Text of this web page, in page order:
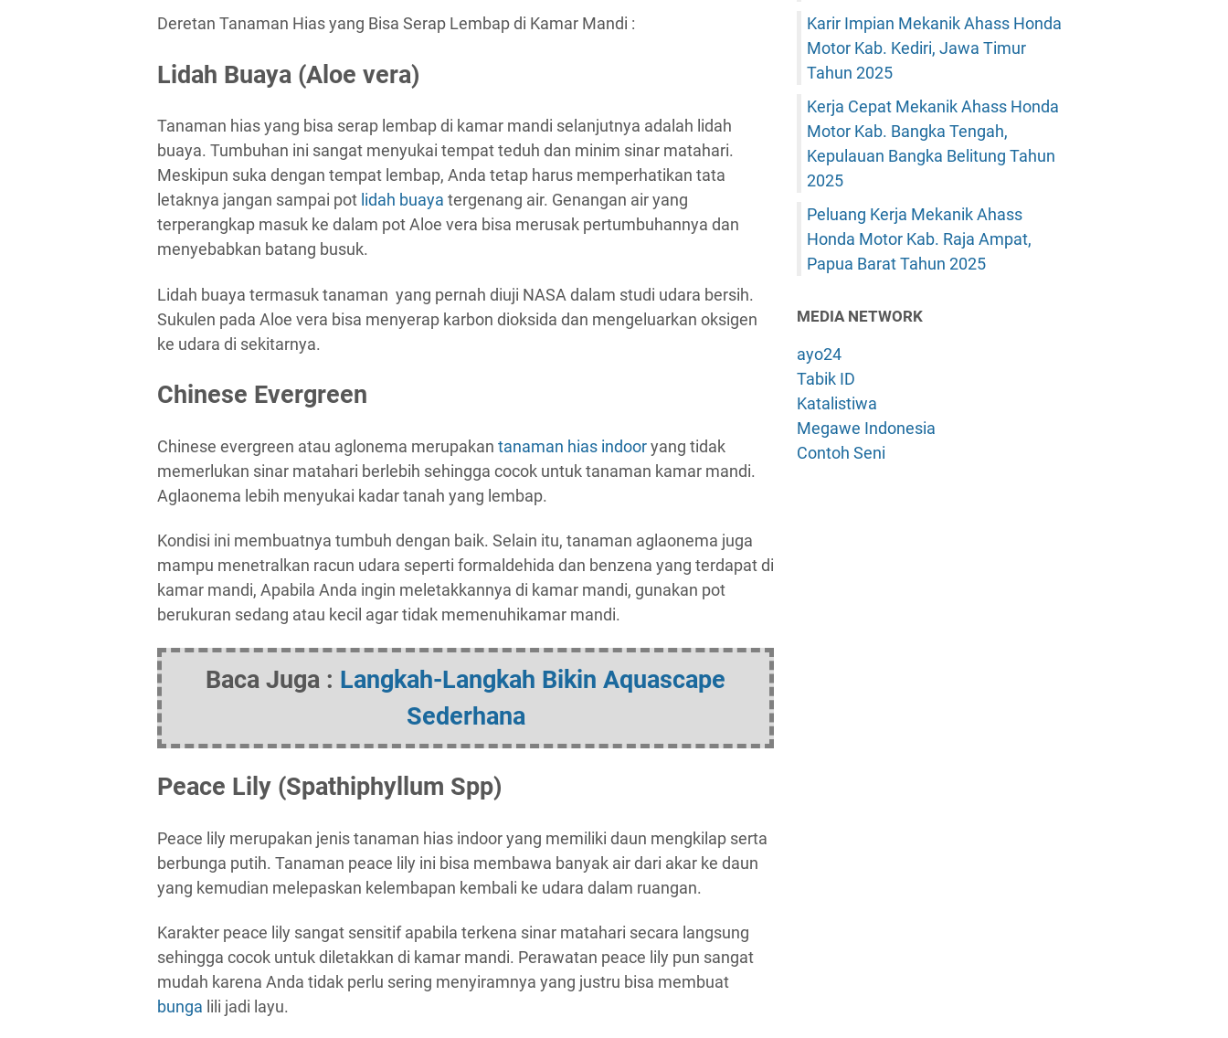
Deretan Tanaman Hias yang Bisa Serap Lembap di Kamar Mandi :
Lidah Buaya (Aloe vera)
Tanaman hias yang bisa serap lembap di kamar mandi selanjutnya adalah lidah
buaya. Tumbuhan ini sangat menyukai tempat teduh dan minim sinar matahari.
Meskipun suka dengan tempat lembap, Anda tetap harus memperhatikan tata
letaknya jangan sampai pot lidah buaya tergenang air. Genangan air yang
terperangkap masuk ke dalam pot Aloe vera bisa merusak pertumbuhannya dan
menyebabkan batang busuk.
Lidah buaya termasuk tanaman yang pernah diuji NASA dalam studi udara bersih.
Sukulen pada Aloe vera bisa menyerap karbon dioksida dan mengeluarkan oksigen
ke udara di sekitarnya.
Chinese Evergreen
Chinese evergreen atau aglonema merupakan tanaman hias indooryang tidak
memerlukan sinar matahari berlebih sehingga cocok untuk tanaman kamar mandi.
Aglaonema lebih menyukai kadar tanah yang lembap.
Kondisi ini membuatnya tumbuh dengan baik. Selain itu, tanaman aglaonema juga
mampu menetralkan racun udara seperti formaldehida dan benzena yang terdapat di
kamar mandi, Apabila Anda ingin meletakkannya di kamar mandi, gunakan pot
berukuran sedang atau kecil agar tidak memenuhikamar mandi.
Baca Juga : Langkah-Langkah Bikin Aquascape
Sederhana
Peace Lily (Spathiphyllum Spp)
Peace lily merupakan jenis tanaman hias indoor yang memiliki daun mengkilap serta
berbunga putih. Tanaman peace lily ini bisa membawa banyak air dari akar ke daun
yang kemudian melepaskan kelembapan kembali ke udara dalam ruangan.
Karakter peace lily sangat sensitif apabila terkena sinar matahari secara langsung
sehingga cocok untuk diletakkan di kamar mandi. Perawatan peace lily pun sangat
mudah karena Anda tidak perlu sering menyiramnya yang justru bisa membuat
bunga lili jadi layu.
Karir Impian Mekanik Ahass Honda
Motor Kab. Kediri, Jawa Timur
Tahun 2025
Kerja Cepat Mekanik Ahass Honda
Motor Kab. Bangka Tengah,
Kepulauan Bangka Belitung Tahun
2025
Peluang Kerja Mekanik Ahass
Honda Motor Kab. Raja Ampat,
Papua Barat Tahun 2025
MEDIA NETWORK
ayo24
Tabik ID
Katalistiwa
Megawe Indonesia
Contoh Seni